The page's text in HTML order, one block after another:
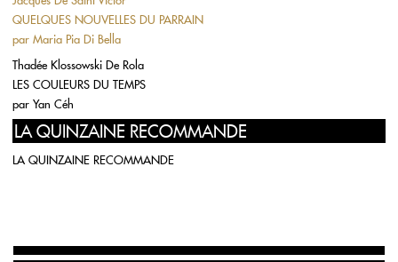
QUELQUES NOUVELLES DU PARRAIN
par Maria Pia Di Bella
Thadée Klossowski De Rola
LES COULEURS DU TEMPS
par Yan Céh
LA QUINZAINE RECOMMANDE
LA QUINZAINE RECOMMANDE